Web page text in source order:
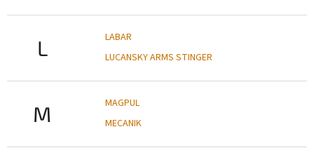
L
LABAR
LUCANSKY ARMS STINGER
M
MAGPUL
MECANIK